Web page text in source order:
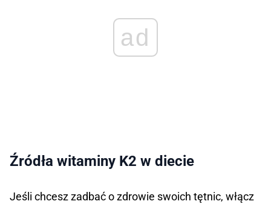
ad
Źródła witaminy K2 w diecie
Jeśli chcesz zadbać o zdrowie swoich tętnic, włącz